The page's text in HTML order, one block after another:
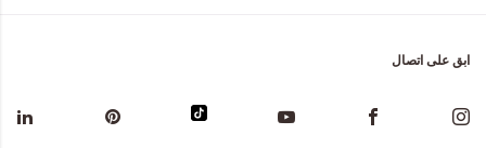
ابق على اتصال